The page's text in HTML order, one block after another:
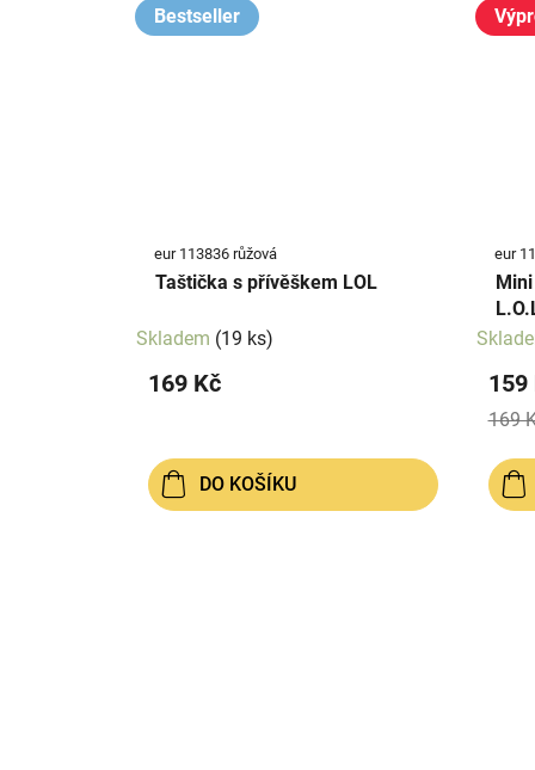
Bestseller
eur 113836 růžová
Taštička s přívěškem LOL
Skladem (19 ks)
169 Kč
DO KOŠÍKU
eur
159
169